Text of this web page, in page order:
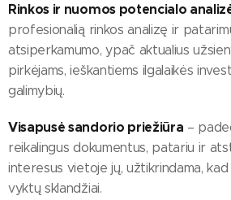
Rinkos ir nuomos potencialo
profesionalią rinkos analizę ir
atsiperkamumo, ypač aktualius
pirkėjams, ieškantiems ilgalaikės
galimybių.
Visapusė sandorio priežiūra –
reikalingus dokumentus, patariu ir
interesus vietoje jų, užtikrindama,
vyktų sklandžiai.